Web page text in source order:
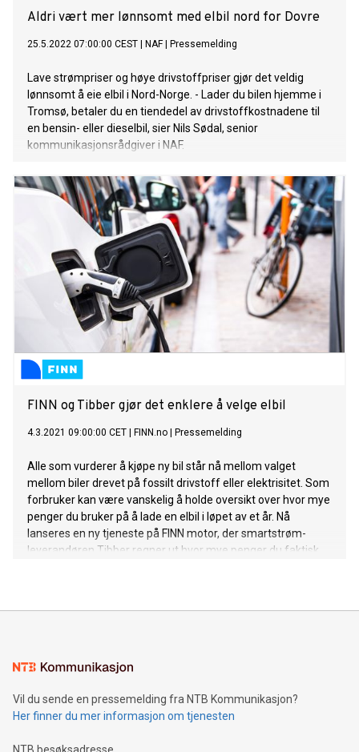
Aldri vært mer lønnsomt med elbil nord for Dovre
25.5.2022 07:00:00 CEST NAF| Pressemelding
Lave strømpriser og høye drivstoffpriser gjør det veldig
lønnsomt å eie elbil i Nord-Norge. - Lader du bilen hjemme i
Tromsø, betaler du en tiendedel av drivstoffkostnadene til
en bensin- eller dieselbil, sier Nils Sødal, senior
kommunikasjonsrådgiver i NAF.
FINN og Tibber gjør det enklere å velge elbil
4.3.2021 09:00:00 CET FINN.no Pressemelding
Alle som vurderer å kjøpe ny bil står nå mellom valget
mellom biler drevet på fossilt drivstoff eller elektrisitet. Som
forbruker kan være vanskelig å holde oversikt over hvor mye
penger du bruker på å lade en elbil i løpet av et år. Nå
lanseres en ny tjeneste på FINN motor, der smartstrøm-
leverandøren Tibber regner ut hvor mye penger du faktisk
Vil du sende en pressemelding fra NTB Kommunikasjon?
Her finner du mer informasjon om tjenesten